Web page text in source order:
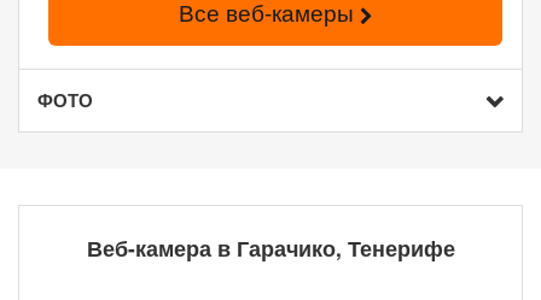
Все веб-камеры
ФОТО
Веб-камера в Гарачико, Тенерифе